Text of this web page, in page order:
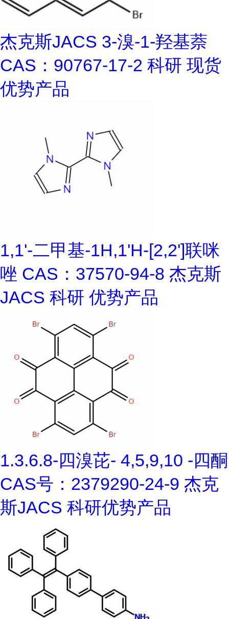
杰克斯JACS 3-溴-1-羟基萘
CAS：90767-17-2 科研 现货
优势产品
1,1'-二甲基-1H,1'H-[2,2']联咪
唑 CAS：37570-94-8 杰克斯
JACS 科研 优势产品
1.3.6.8-四溴芘- 4,5,9,10 -四酮
CAS号：2379290-24-9 杰克
斯JACS 科研优势产品